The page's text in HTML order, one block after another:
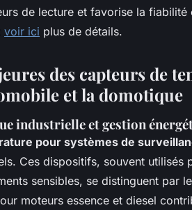
de lecture et favorise la
voir ici plus de détails.
des capteurs de
et la domotique
industrielle et gestion
pour systèmes de
Ces dispositifs, souvent utilisés
sensibles, se distinguent par
moteurs essence et diesel